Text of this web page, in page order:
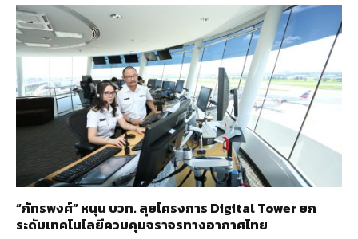
“ภัทรพงศ์” หนุน บวท. ลุยโครงการ Digital Tower ยก
ระดับเทคโนโลยีควบคุมจราจรทางอากาศไทย